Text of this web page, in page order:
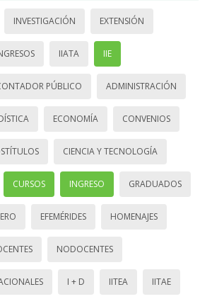
INVESTIGACIÓN EXTENSIÓN
IIATA IIE
PÚBLICO ADMINISTRACIÓN
ECONOMÍA CONVENIOS
CIENCIA Y TECNOLOGÍA
CURSOS INGRESO GRADUADOS
EFEMÉRIDES HOMENAJES
NODOCENTES
I + D IITEA IITAE